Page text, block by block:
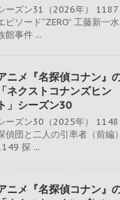
ーズン31（2026年） 1187
ピソード“ZERO” 工藤新一水
館事件 ...
ニメ『名探偵コナン』
「ネクストコナンズヒン
ト」シーズン30
ーズン30（2025年） 1148
偵団と二人の引率者（前編）
探 ...
ニメ『名探偵コナン』